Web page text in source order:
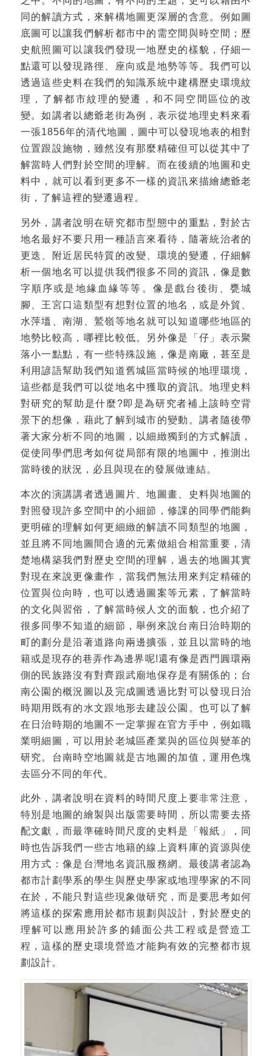
同的解讀方式，來解構地圖更深層的含意。例如圖
底圖可以讓我們解析都市中的需空間與時空間；歷
史航照圖可以讓我們發現一地歷史的樣貌，仔細一
點還可以發現路徑、座向或是地勢等等。我們可以
透過這些史料在我們的知識系統中建構歷史環境紋
理，了解都市紋理的變遷，和不同空間區位的改
變。如講者以總爺老街為例，表示從地理史料來看
一張1856年的清代地圖，圖中可以發現地表的相對
位置跟設施物，雖然沒有那麼精確但可以從其中了
解當時人們對於空間的理解。而在後續的地圖和史
料中，就可以看到更多不一樣的資訊來描繪總爺老
街，了解這裡的變遷過程。
另外，講者說明在研究都市型態中的重點，對於古
地名最好不要只用一種語言來看待，隨著統治者的
更迭、附近居民特質的改變、環境的變遷，仔細解
析一個地名可以提供我們很多不同的資訊，像是數
字順序或是地緣血緣等等。像是戲台後街、甕城
腳、王宮口這類型有想對位置的地名，或是外貿、
水萍塭、南湖、鷲嶺等地名就可以知道哪些地區的
地勢比較高，哪裡比較低。另外像是「仔」表示聚
落小一點點，有一些特殊設施，像是南廠，甚至是
利用諺語幫助我們知道舊城區當時候的地理環境，
這些都是我們可以從地名中獲取的資訊。地理史料
對研究的幫助是什麼?即是為研究者補上該時空背
景下的想像，藉此了解到城市的變動。講者隨後帶
著大家分析不同的地圖，以細緻獨到的方式解讀，
促使同學們思考如何從局部有限的地圖中，推測出
當時後的狀況，必且與現在的發展做連結。
本次的演講講者透過圖片、地圖畫、史料與地圖的
對照發現許多空間中的小細節，修課的同學們能夠
更明確的理解如何更細緻的解讀不同類型的地圖，
並且將不同地圖間合適的元素做組合相當重要，清
楚地構築我們對歷史空間的理解，過去的地圖其實
對現在來說更像畫作，當我們無法用來判定精確的
位置與位向時，也可以透過圖案等元素，了解當時
的文化與習俗，了解當時候人文的面貌，也介紹了
很多同學不知道的細節，舉例來說台南日治時期的
町的劃分是沿著道路向兩邊擴張，並且以當時的地
籍或是現存的巷弄作為邊界呢!還有像是西門圓環兩
側的民族路沒有對齊跟武廟地保存是有關係的；台
南公園的概況圖以及完成圖透過比對可以發現日治
時期用既有的水文跟地形去建設公園。也可以了解
在日治時期的地圖不一定掌握在官方手中，例如職
業明細圖，可以用於老城區產業與的區位與變革的
研究。台南時空地圖就是古地圖的加值，運用色塊
去區分不同的年代。
此外，講者說明在資料的時間尺度上要非常注意，
特別是地圖的繪製與出版需要時間，所以需要去搭
配文獻，而最準確時間尺度的史料是「報紙」，同
時也告訴我們一些古地籍的線上資料庫的資源與使
用方式：像是台灣地名資訊服務網。最後講者認為
都市計劃學系的學生與歷史學家或地理學家的不同
在於，不能只對這些現象做研究，而是要思考如何
將這樣的探索應用於都市規劃與設計，對於歷史的
理解可以應用於許多的鋪面公共工程或是營造工
程，這樣的歷史環境營造才能夠有效的完整都市規
劃設計。